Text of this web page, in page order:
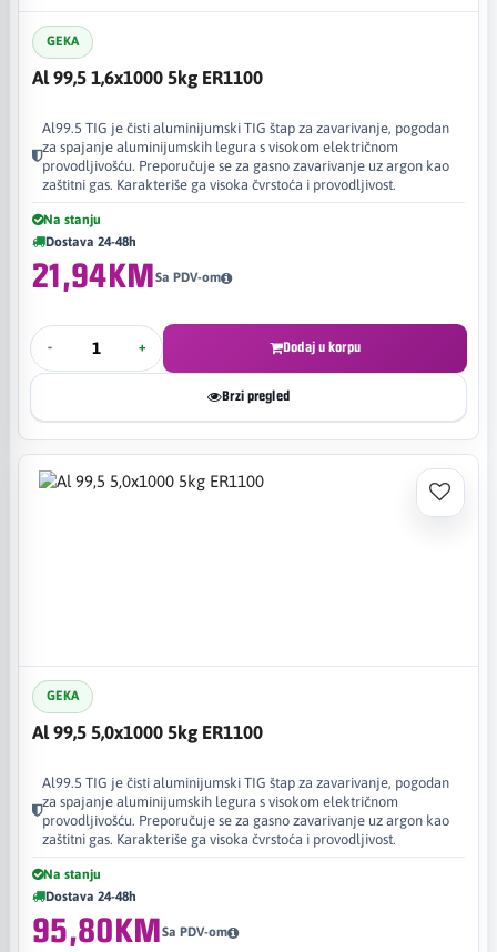
GEKA
Al 99,5 1,6x1000 5kg ER1100
Al99.5 TIG je čisti aluminijumski TIG štap za zavarivanje, pogodan
za spajanje aluminijumskih legura s visokom električnom
provodljivošću. Preporučuje se za gasno zavarivanje uz argon kao
zaštitni gas. Karakteriše ga visoka čvrstoća i provodljivost.
Na stanju
Dostava 24-48h
21,94KMSa PDV-om
- + Dodaj u korpu
Brzi pregled
GEKA
Al 99,5 5,0x1000 5kg ER1100
Al99.5 TIG je čisti aluminijumski TIG štap za zavarivanje, pogodan
za spajanje aluminijumskih legura s visokom električnom
provodljivošću. Preporučuje se za gasno zavarivanje uz argon kao
zaštitni gas. Karakteriše ga visoka čvrstoća i provodljivost.
Na stanju
Dostava 24-48h
95,80KMSa PDV-om